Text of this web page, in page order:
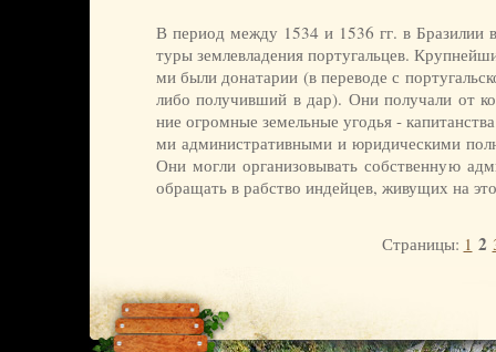
В пе­ри­од ме­ж­ду 1534 и 1536 гг. в Бра­зи­лии
ту­ры зем­ле­вла­де­ния пор­ту­галь­цев.
ми бы­ли до­на­та­рии (в пе­ре­во­де с
ли­бо по­лу­чив­ший в дар). Они по­лу­ча­ли от
ние ог­ром­ные зе­мель­ные уго­дья -
ми ад­ми­ни­ст­ра­тив­ны­ми и юри­ди­че­ски­ми
Они мог­ли ор­га­ни­зо­вы­вать соб­ст­вен­ную
об­ра­щать в раб­ст­во ин­дей­цев, жи­ву­щих на
Страницы: 1 2